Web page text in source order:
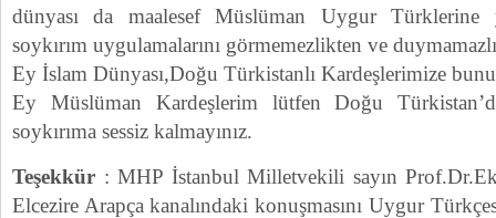
dünyası da maalesef Müslüman Uygur Türklerine
soykırım uygulamalarını görmemezlikten ve
Ey İslam Dünyası,Doğu Türkistanlı Kardeşlerimize
Ey Müslüman Kardeşlerim lütfen Doğu
soykırıma sessiz kalmayınız.
Teşekkür : MHP İstanbul Milletvekili sayın
Elcezire Arapça kanalındaki konuşmasını Uygur